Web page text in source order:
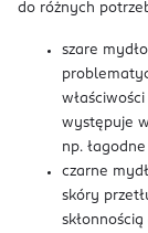
do różnych
szare
występuje
np.
czarne
skóry